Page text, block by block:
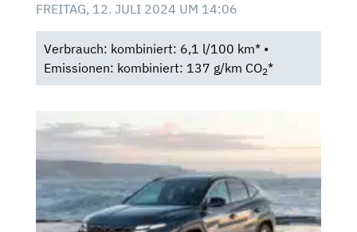
FREITAG, 12. JULI 2024 UM 14:06
Verbrauch: kombiniert: 6,1 l/100 km* •
Emissionen: kombiniert: 137 g/km CO2*